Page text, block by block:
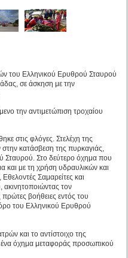
του Ελληνικού Ερυθρού Σταυρού
σε άσκηση με την
την αντιμετώπιση τροχαίου
στις φλόγες. Στελέχη της
κατάσβεση της πυρκαγιάς,
Σταυρού. Στο δεύτερο όχημα που
και με τη χρήση υδραυλικών και
Σαμαρείτες και
τον
βοήθειες εντός του
του Ελληνικού Ερυθρού
και το αντίστοιχο της
όχημα μεταφοράς προσωπικού